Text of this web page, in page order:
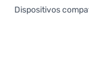
Dispositivos